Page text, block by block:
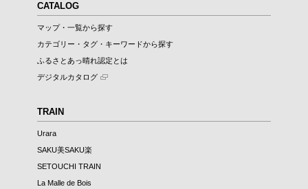
CATALOG
マップ・一覧から探す
カテゴリー・タグ・キーワードから探す
ふるさとあっ晴れ認定とは
デジタルカタログ
TRAIN
Urara
SAKU美SAKU楽
SETOUCHI TRAIN
La Malle de Bois